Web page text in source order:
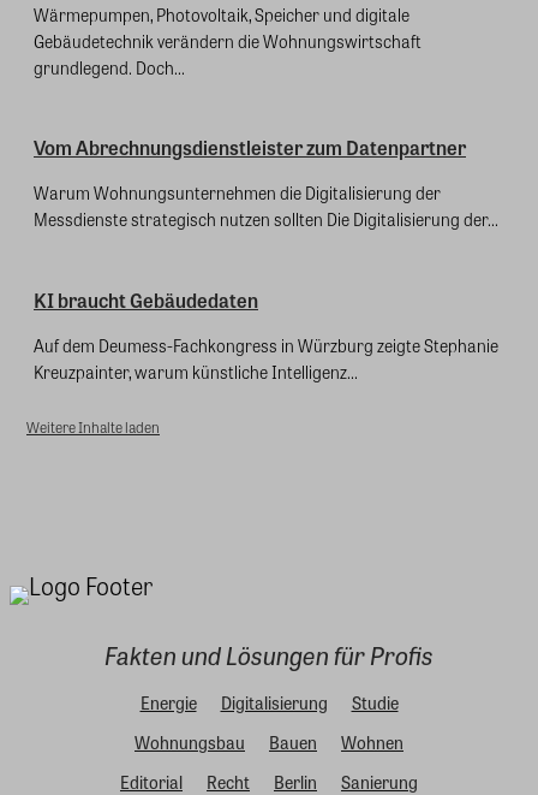
Wärmepumpen, Photovoltaik, Speicher und digitale
Gebäudetechnik verändern die Wohnungswirtschaft
grundlegend. Doch...
Vom Abrechnungsdienstleister zum Datenpartner
Warum Wohnungsunternehmen die Digitalisierung der
Messdienste strategisch nutzen sollten Die Digitalisierung der...
KI braucht Gebäudedaten
Auf dem Deumess-Fachkongress in Würzburg zeigte Stephanie
Kreuzpainter, warum künstliche Intelligenz...
Weitere Inhalte laden
Fakten und Lösungen für Profis
Energie Digitalisierung
Studie
Wohnungsbau
Bauen
Wohnen
Editorial
Recht Berlin
Sanierung